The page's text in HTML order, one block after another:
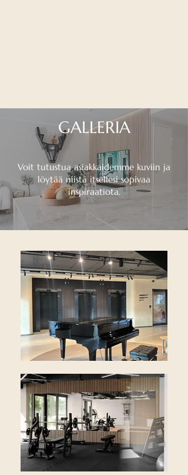
GALLERIA
Voit tutustua asiakkaidemme kuviin ja
löytää niistä itsellesi sopivaa
inspiraatiota.